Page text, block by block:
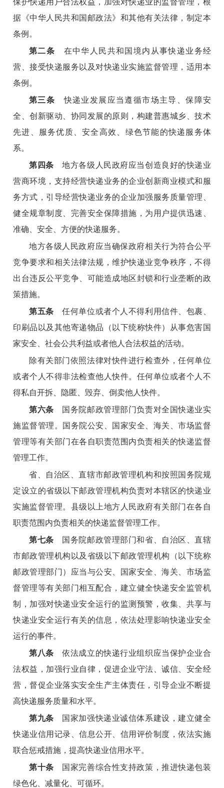
据《中华人民共和国邮政法》和其他有关法律，制定本
条例。
第二条 在中华人民共和国境内从事快递业务经
营、接受快递服务以及对快递业实施监督管理，适用本
条例。
第三条 快递业发展应当遵循市场主导、保障安
全、创新驱动、协同发展的原则，构建普惠城乡、技术
先进、服务优质、安全高效、绿色节能的快递服务体
系。
第四条 地方各级人民政府应当创造良好的快递业
营商环境，支持经营快递业务的企业创新商业模式和服
务方式，引导经营快递业务的企业加强服务质量管理、
健全规章制度、完善安全保障措施，为用户提供迅速、
准确、安全、方便的快递服务。
地方各级人民政府应当确保政府相关行为符合公平
竞争要求和相关法律法规，维护快递业竞争秩序，不得
出台违反公平竞争、可能造成地区封锁和行业垄断的政
策措施。
第五条 任何单位或者个人不得利用信件、包裹、
印刷品以及其他寄递物品（以下统称快件）从事危害国
家安全、社会公共利益或者他人合法权益的活动。
除有关部门依照法律对快件进行检查外，任何单位
或者个人不得非法检查他人快件。任何单位或者个人不
得私自开拆、隐匿、毁弃、倒卖他人快件。
第六条 国务院邮政管理部门负责对全国快递业实
施监督管理。国务院公安、国家安全、海关、市场监督
管理等有关部门在各自职责范围内负责相关的快递监督
管理工作。
省、自治区、直辖市邮政管理机构和按照国务院规
定设立的省级以下邮政管理机构负责对本辖区的快递业
实施监督管理。县级以上地方人民政府有关部门在各自
职责范围内负责相关的快递监督管理工作。
第七条 国务院邮政管理部门和省、自治区、直辖
市邮政管理机构以及省级以下邮政管理机构（以下统称
邮政管理部门）应当与公安、国家安全、海关、市场监
督管理等有关部门相互配合，建立健全快递安全监管机
制，加强对快递业安全运行的监测预警，收集、共享与
快递业安全运行有关的信息，依法处理影响快递业安全
运行的事件。
第八条 依法成立的快递行业组织应当保护企业合
法权益，加强行业自律，促进企业守法、诚信、安全经
营，督促企业落实安全生产主体责任，引导企业不断提
高快递服务质量和水平。
第九条 国家加强快递业诚信体系建设，建立健全
快递业信用记录、信息公开、信用评价制度，依法实施
联合惩戒措施，提高快递业信用水平。
第十条 国家完善综合性支持政策，推进快递包装
绿色化、减量化、可循环。